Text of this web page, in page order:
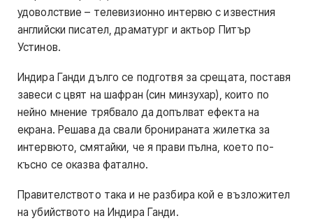
удоволствие – телевизионно интервю с известния
английски писател, драматург и актьор Питър
Устинов.
Индира Ганди дълго се подготвя за срещата, поставя
завеси с цвят на шафран (син минзухар), които по
нейно мнение трябвало да допълват ефекта на
екрана. Решава да свали бронираната жилетка за
интервюто, смятайки, че я прави пълна, което по-
късно се оказва фатално.
Правителството така и не разбира кой е възложител
на убийството на Индира Ганди.